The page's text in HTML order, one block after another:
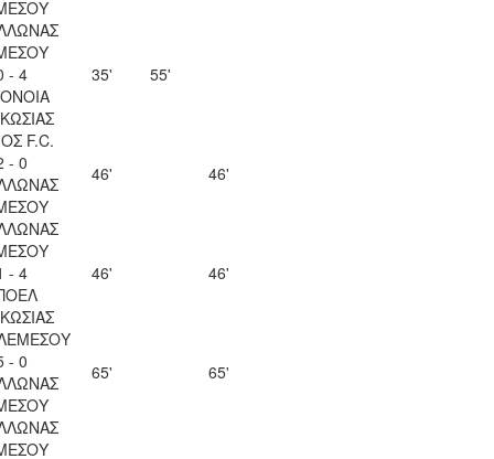
- 4
35' 55'
F.C.
- 0
46' 46'
- 4
46' 46'
- 0
65' 65'